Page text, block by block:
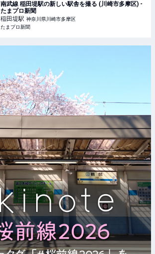
南武線 稲田堤駅の新しい駅舎を撮る (川崎市多摩区) -
たまプロ新聞
稲田堤駅 神奈川県川崎市多摩区
たまプロ新聞